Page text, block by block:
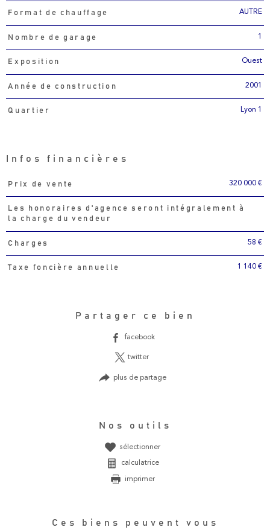
Format de chauffage AUTRE
Nombre de garage 1
Exposition Ouest
Année de construction 2001
Quartier Lyon 1
Infos financières
Caractéristiques Valeurs
Prix de vente 320 000 €
Les honoraires d'agence seront intégralement à
la charge du vendeur
Charges 58 €
Taxe foncière annuelle 1 140 €
Partager ce bien
facebook
twitter
plus de partage
Nos outils
sélectionner
calculatrice
imprimer
Ces biens peuvent vous